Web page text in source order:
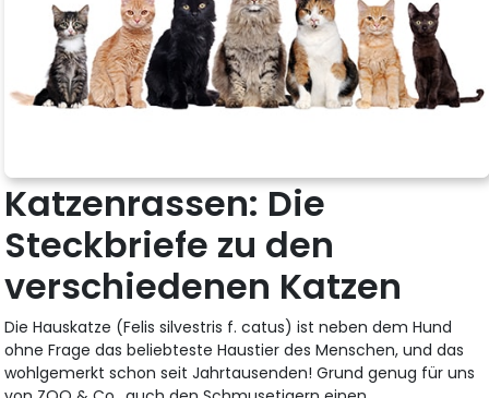
Katzenrassen: Die
Steckbriefe zu den
verschiedenen Katzen
Die Hauskatze (Felis silvestris f. catus) ist neben dem Hund
ohne Frage das beliebteste Haustier des Menschen, und das
wohlgemerkt schon seit Jahrtausenden! Grund genug für uns